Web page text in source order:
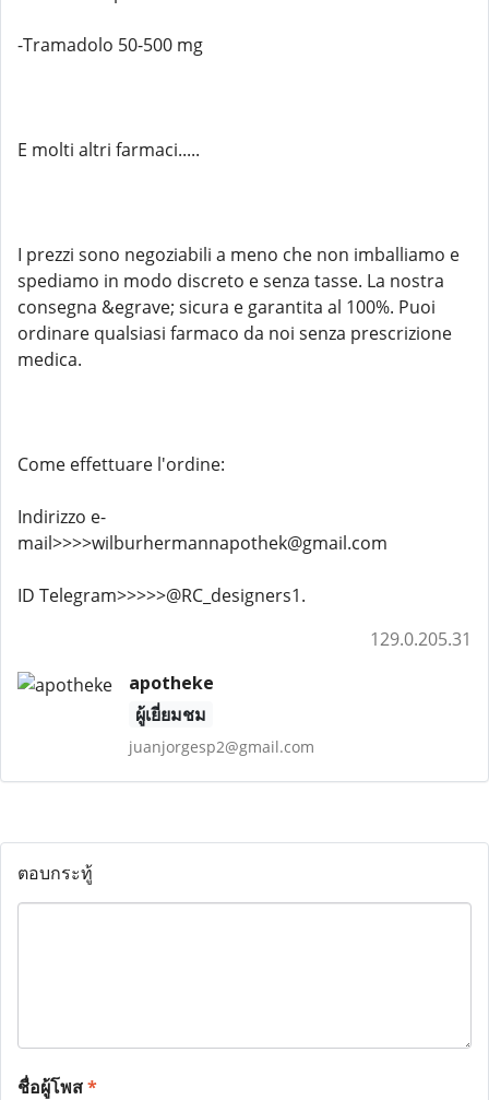
-Tramadolo 50-500 mg
E molti altri farmaci.....
I prezzi sono negoziabili a meno che non imballiamo e
spediamo in modo discreto e senza tasse. La nostra
consegna &egrave; sicura e garantita al 100%. Puoi
ordinare qualsiasi farmaco da noi senza prescrizione
medica.
Come effettuare l'ordine:
Indirizzo e-
mail>>>>wilburhermannapothek@gmail.com
ID Telegram>>>>>@RC_designers1.
129.0.205.31
apotheke
ผู้เยี่ยมชม
juanjorgesp2@gmail.com
ตอบกระทู้
ชื่อผู้โพส*